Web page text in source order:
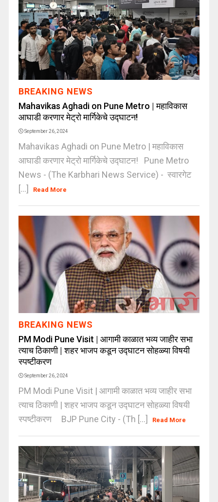
BREAKING NEWS
Mahavikas Aghadi on Pune Metro | महाविकास
आघाडी करणार मेट्रो मार्गिकेचे उद्घाटन!
September 26, 2024
Mahavikas Aghadi on Pune Metro | महाविकास
आघाडी करणार मेट्रो मार्गिकेचे उद्घाटन! Pune Metro
News - (The Karbhari News Service) - स्वारगेट
[...]
Read More
BREAKING NEWS
PM Modi Pune Visit | आगामी काळात भव्य जाहीर सभा
त्याच ठिकाणी | शहर भाजप कडून उद्घाटन सोहळ्या विषयी
स्पष्टीकरण
September 26, 2024
PM Modi Pune Visit | आगामी काळात भव्य जाहीर सभा
त्याच ठिकाणी | शहर भाजप कडून उद्घाटन सोहळ्या विषयी
स्पष्टीकरण BJP Pune City - (Th [...]
Read More